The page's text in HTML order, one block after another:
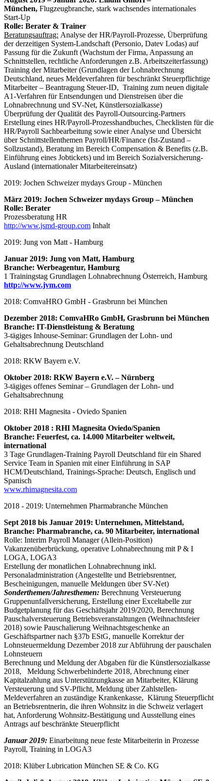
München, Flugzeugbranche, stark wachsendes internationales
Start-Up
Rolle: Berater & Trainer
Beratungsauftrag: Analyse der HR/Payroll-Prozesse, Überprüfung
der derzeitigen System-Landschaft (Personio, Datev Lodas) auf
Passung für die Zukunft (Wachstum der Firma, Anpassung an
Schnittstellen, rechtliche Anforderungen z.B. Arbeitszeiterfassung)
Training der Mitarbeiter (Grundlagen der Lohnabrechnung
Deutschland, neues Meldeverfahren für beschränkt Steuerpflichtige
Mitarbeiter – Beantragung Steuer-ID, Training zum neuen digitale
A1-Verfahren für Entsendungen und Dienstreisen über die
Lohnabrechnung und SV-Net, Künstlersozialkasse)
Überprüfung der Qualität des Payroll-Outsourcing-Partners
Erstellung eines HR/Payroll-Prozesshandbuches, Checklisten für die
HR/Payroll Sachbearbeitung sowie einer Analyse und Übersicht
über Schnittstellenthemen Payroll/HR/Finance (Ist-Zustand –
Sollzustand), Beratung im Bereich Compensation & Benefits (z.B.
Einführung eines Jobtickets) und im Bereich Sozialversicherung-
Ausland (internationaler Mitarbeitereinsatz)
2019: Jochen Schweizer mydays Group - München
März 2019: Jochen Schweizer mydays Group – München
Rolle: Berater
Prozessberatung HR
http://www.jsmd-group.com Inhalt
2019: Jung von Matt - Hamburg
Januar 2019: Jung von Matt, Hamburg
Branche: Werbeagentur, Hamburg
1 Trainingstag Grundlagen Lohnabrechnung Österreich, Hamburg
http://www.jvm.com
2018: ComvaHRO GmbH - Grasbrunn bei München
Dezember 2018: ComvaHRo GmbH, Grasbrunn bei München
Branche: IT-Dienstleistung & Beratung
3-tägiges Inhouse-Seminar: Grundlagen der Lohn- und
Gehaltsabrechnung Deutschland
2018: RKW Bayern e.V.
Oktober 2018: RKW Bayern e.V. – Nürnberg
3-tägiges offenes Seminar – Grundlagen der Lohn- und
Gehaltsabrechnung
2018: RHI Magnesita - Oviedo Spanien
Oktober 2018 : RHI Magnesita Oviedo/Spanien
Branche: Feuerfest, ca. 14.000 Mitarbeiter weltweit,
international
3 Tage Grundlagen-Training Payroll Deutschland für ein Shared
Service Team in Spanien mit einer Einführung in SAP
HCM/Deutschland, Trainings-Sprache: Deutsch, Englisch und
Spanisch
www.rhimagnesita.com
2018 - 2019: Unternehmen Pharmabranche München
Sept 2018 bis Januar 2019: Unternehmen, Mittelstand,
Branche: Pharmabranche, ca. 90 Mitarbeiter, international
Rolle: Interim Payroll Manager (Allein-Position)
Vakanzenüberbrückung, operative Lohnabrechnung mit P & I
LOGA, LOGA3
Erstellung der monatlichen Lohnabrechnung inkl.
Personaladministration (Angestellte und Betriebsrentner,
Bescheinigungen, manuelle Meldungen über SV-Net)
Sonderthemen/Jahresthemen: Berechnung Versteuerung
Gruppenunfallversicherung, Erstellung einer Exceltabelle zur
Budgetplanung für das Geschäftsjahr 2019/2020, Berechnung
Pauschalversteuerung Betriebsveranstaltungen (Weihnachtsfeier
2018) sowie Pauschalierung Weihnachtsgeschenke an
Geschäftspartner nach §37b EStG, manuelle Korrektur der
Lohnsteuermeldung Dezember 2018 zur Abführung der pauschalen
Lohnsteuern
Berechnung und Meldung der Abgaben für die Künstlersozialkasse
2018, Meldung Schwerbehinderte 2018, Abrechnung einer
Kapitalzahlung aus Unterstützungkasse an Mitarbeiter, Klärung
Versteuerung und SV-Pflicht, Meldung über Zahlstellen-
Meldeverfahren an zuständige Krankenkasse, Klärung Steuerpflicht
an Betriebsrentnerin, die ihren Wohnsitz in die Schweiz verlagert
hat, Anforderung Wohnsitz-Bestätigung und Ausstellung eines
Antrags auf beschränkte Steuerpflicht
Januar 2019: Einarbeitung neue feste Mitarbeiterin in Prozesse
Payroll, Training in LOGA3
2018: Klüber Lubrication München SE & Co. KG